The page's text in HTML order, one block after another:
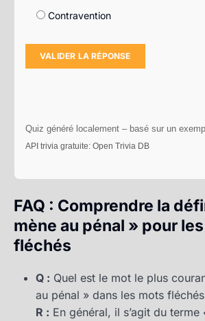
Contravention
VALIDER LA RÉPONSE
Quiz généré localement – basé sur un
API trivia gratuite: Open Trivia DB
FAQ : Comprendre la
mène au pénal » pour
fléchés
Q : Quel est le mot le plus
au pénal » dans les mots
R : En général, il s’agit du terme